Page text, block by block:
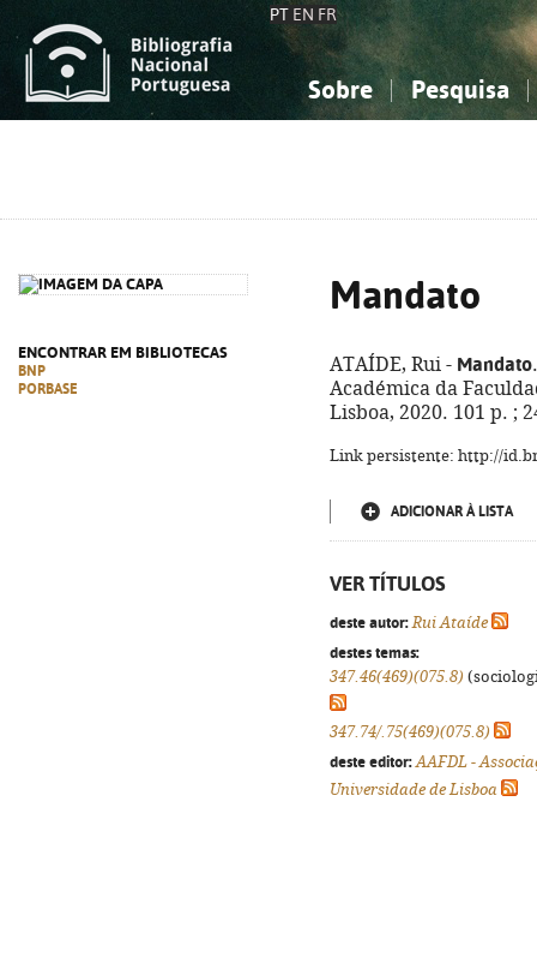
PT EN FR
Sobre Pesquisa
ENCONTRAR EM BIBLIOTECAS
BNP
PORBASE
Mandato
ATAÍDE, Rui - Mandato
Académica da
Lisboa, 2020. 101 p. ;
Link persistente: http://
ADICIONAR À LISTA
VER TÍTULOS
deste autor: Rui Ataíde
destes temas:
347.46(469)(075.8)
347.74/.75(469)(075.8)
deste editor: AAFDL -
Universidade de Lisboa